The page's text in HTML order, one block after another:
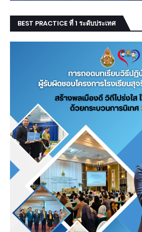
BEST PRACTICE ที่ 1 ระดับประเทศ